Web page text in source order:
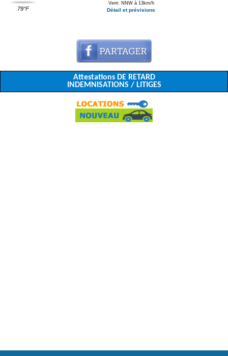
79°F
Vent: NNW à 13km/h
Détail et prévisions
Attestations DE RETARD
INDEMNISATIONS / LITIGES